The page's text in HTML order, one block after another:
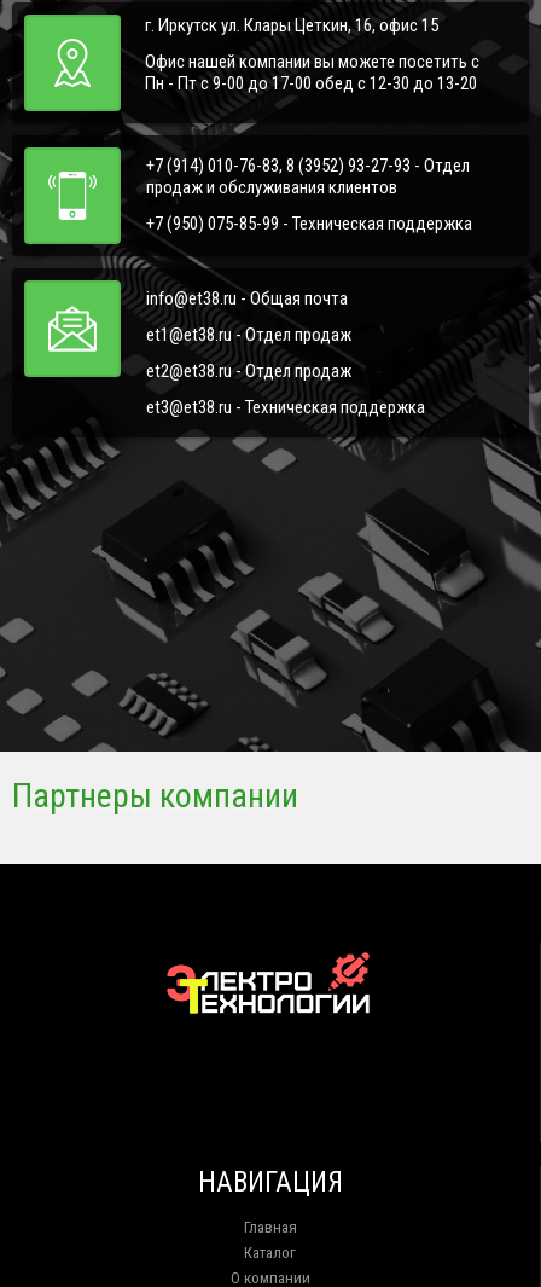
г. Иркутск ул. Клары Цеткин, 16, офис 15
Офис нашей компании вы можете посетить с
Пн - Пт с 9-00 до 17-00 обед с 12-30 до 13-20
+7 (914) 010-76-83, 8 (3952) 93-27-93 - Отдел
продаж и обслуживания клиентов
+7 (950) 075-85-99 - Техническая поддержка
info@et38.ru - Общая почта
et1@et38.ru - Отдел продаж
et2@et38.ru - Отдел продаж
et3@et38.ru - Техническая поддержка
Партнеры компании
НАВИГАЦИЯ
Главная
Каталог
О компании